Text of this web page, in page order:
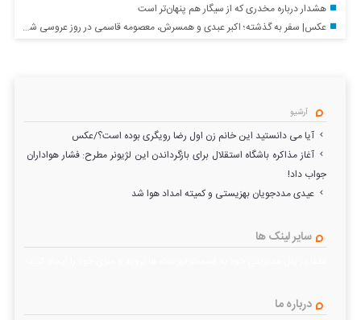
هشدار درباره مخدری که از سیگار هم پنهان‌تر است
عکس| سفر به گذشته؛ اکبر عبدی و همسرش، معصومه قاسمی در روز عروسی شان؛ سال ۶۵
آرشیو
آیا می دانستید این خانم زن اول رضا رویگری بوده است؟/عکس
آغاز مذاکره باشگاه استقلال برای بازگرداندن این لژیونر مطرح: فشار هواداران
جواب داد!
عیدی مددجویان بهزیستی و کمیته امداد هوا شد
سایر لینک ها
درباره ما